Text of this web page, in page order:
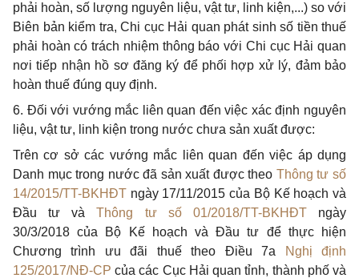
phải hoàn, số lượng nguyên liệu, vật tư, linh kiện,...) so với
Biên bản kiểm tra, Chi cục Hải quan phát sinh số tiền thuế
phải hoàn có trách nhiệm thông báo với Chi cục Hải quan
nơi tiếp nhận hồ sơ đăng ký để phối hợp xử lý, đảm bảo
hoàn thuế đúng quy định.
6. Đối với vướng mắc liên quan đến việc xác định nguyên
liệu, vật tư, linh kiện trong nước chưa sản xuất được:
Trên cơ sở các vướng mắc liên quan đến việc áp dụng
Danh mục trong nước đã sản xuất được theo Thông tư số
14/2015/TT-BKHĐT ngày 17/11/2015 của Bộ Kế hoạch và
Đầu tư vàThông tư số 01/2018/TT-BKHĐTngày
30/3/2018 của Bộ Kế hoạch và Đầu tư để thực hiện
Chương trình ưu đãi thuế theo Điều 7a
Nghị định
125/2017/NĐ-CP của các Cục Hải quan tỉnh, thành phố và